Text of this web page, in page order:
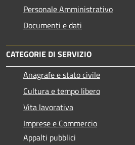
Personale Amministrativo
Documenti e dati
CATEGORIE DI SERVIZIO
Anagrafe e stato civile
Cultura e tempo libero
Vita lavorativa
Imprese e Commercio
Appalti pubblici